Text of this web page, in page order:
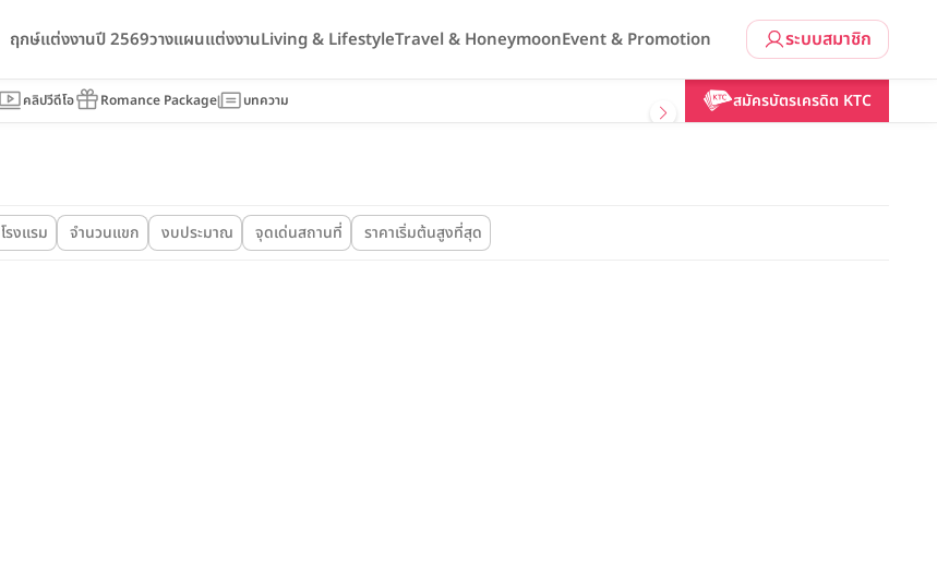
ระบบสมาชิก
ฤกษ์แต่งงานปี 2569วางแผนแต่งงานLiving & LifestyleTravel & HoneymoonEvent & Promotion
คลิปวีดีโอ Romance Package บทความ สมัครบัตรเครดิต KTC
โรงแรม จำนวนแขก งบประมาณ จุดเด่นสถานที่ ราคาเริ่มต้นสูงที่สุด